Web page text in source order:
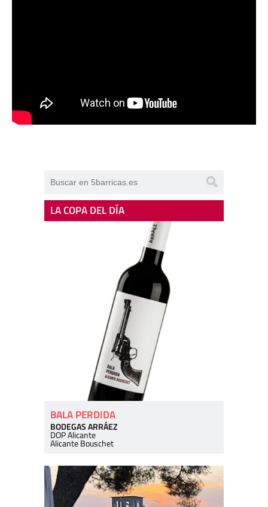
LA COPA DEL DÍA
BALA PERDIDA
BODEGAS ARRÁEZ
DOP Alicante
Alicante Bouschet